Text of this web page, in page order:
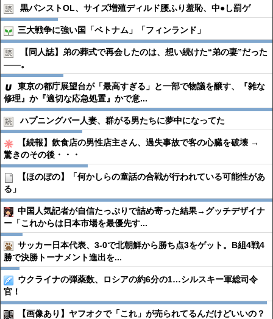
黒パンストOL、サイズ増殖ディルド腰ふり羞恥、中●︎し罰ゲ
三大戦争に強い国「ベトナム」「フィンランド」
【同人誌】弟の葬式で再会したのは、想い続けた“弟の妻”だった
――。
東京の都庁展望台が「最高すぎる」と一部で物議を醸す、『雑な
修理』か『適切な応急処置』かで意...
ハプニングバー人妻、群がる男たちに夢中になってた
【続報】飲食店の男性店主さん、過失事故で客の心臓を破壊 →
驚きのその後・・・
【ほのぼの】「何かしらの童話の合戦が行われている可能性があ
る」
中国人気記者が自信たっぷりで詰め寄った結果→グッチデザイナ
ー「これからは日本市場を最優先す...
サッカー日本代表、3-0で北朝鮮から勝ち点3をゲット。B組4戦4
勝で決勝トーナメント進出を...
ウクライナの弾薬数、ロシアの約6分の1…シルスキー軍総司令
官！
【画像あり】ヤフオクで「これ」が売られてるんだけどいいの？